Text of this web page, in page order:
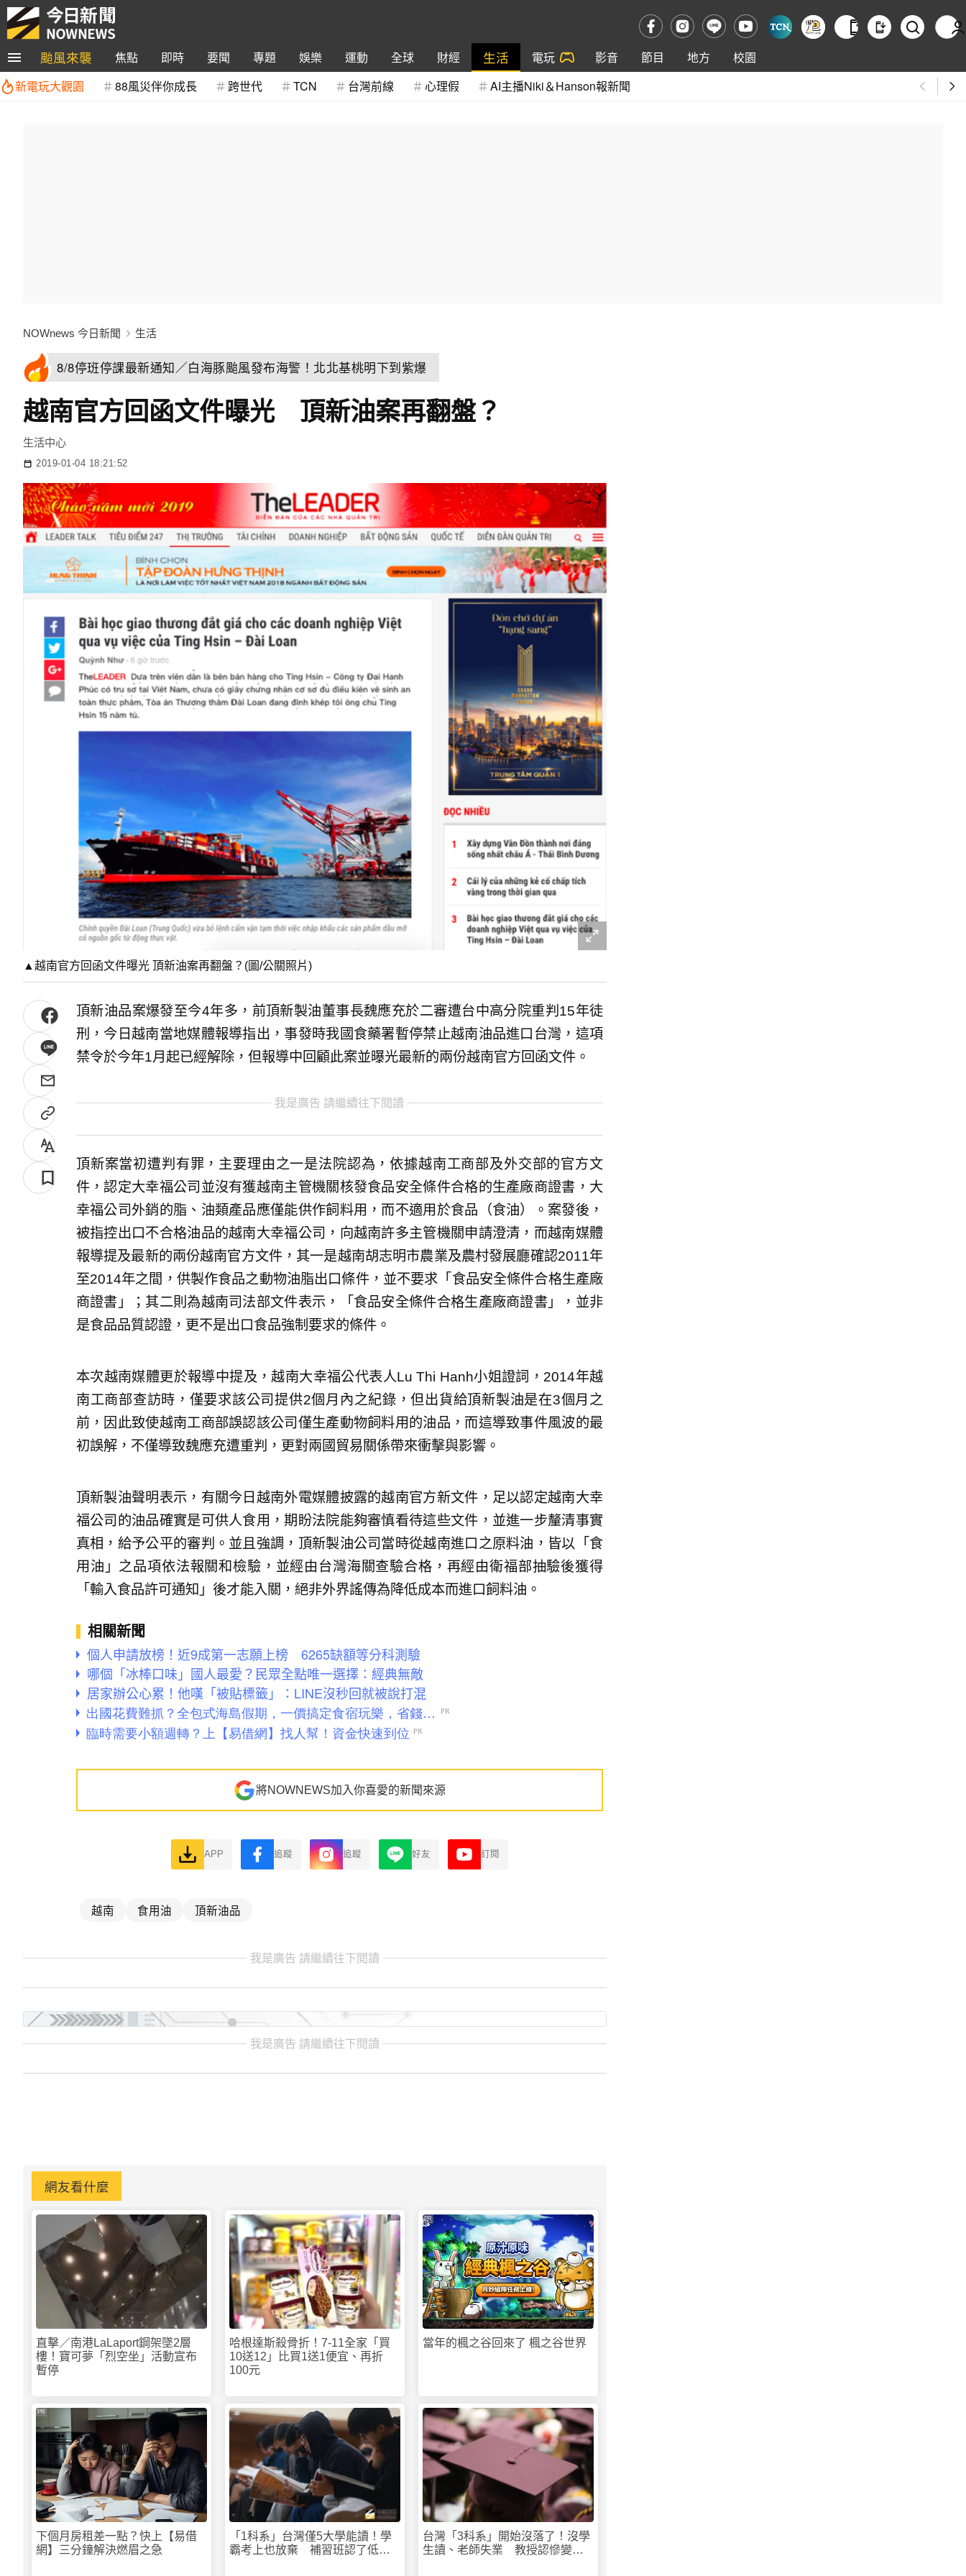
颱風來襲 焦點 即時 要聞 專題 娛樂 運動 全球 財經 生活 電玩 影音 節目 地方
校園
新電玩大觀園
88風災伴你成長 跨世代 TCN 台灣前線 心理假 AI主播Niki＆Hanson報新聞
NOWnews 今日新聞 生活
8/8停班停課最新通知／白海豚颱風發布海警！北北基桃明下到紫爆
越南官方回函文件曝光 頂新油案再翻盤？
生活中心
2019-01-04 18:21:52
▲越南官方回函文件曝光 頂新油案再翻盤？(圖/公關照片)
頂新油品案爆發至今4年多，前頂新製油董事長魏應充於二審遭台中高分院重判15年徒
刑，今日越南當地媒體報導指出，事發時我國食藥署暫停禁止越南油品進口台灣，這項
禁令於今年1月起已經解除，但報導中回顧此案並曝光最新的兩份越南官方回函文件。
我是廣告 請繼續往下閱讀
頂新案當初遭判有罪，主要理由之一是法院認為，依據越南工商部及外交部的官方文
件，認定大幸福公司並沒有獲越南主管機關核發食品安全條件合格的生產廠商證書，大
幸福公司外銷的脂、油類產品應僅能供作飼料用，而不適用於食品（食油）。案發後，
被指控出口不合格油品的越南大幸福公司，向越南許多主管機關申請澄清，而越南媒體
報導提及最新的兩份越南官方文件，其一是越南胡志明市農業及農村發展廳確認2011年
至2014年之間，供製作食品之動物油脂出口條件，並不要求「食品安全條件合格生產廠
商證書」；其二則為越南司法部文件表示，「食品安全條件合格生產廠商證書」，並非
是食品品質認證，更不是出口食品強制要求的條件。
本次越南媒體更於報導中提及，越南大幸福公代表人Lu Thi Hanh小姐證詞，2014年越
南工商部查訪時，僅要求該公司提供2個月內之紀錄，但出貨給頂新製油是在3個月之
前，因此致使越南工商部誤認該公司僅生產動物飼料用的油品，而這導致事件風波的最
初誤解，不僅導致魏應充遭重判，更對兩國貿易關係帶來衝擊與影響。
頂新製油聲明表示，有關今日越南外電媒體披露的越南官方新文件，足以認定越南大幸
福公司的油品確實是可供人食用，期盼法院能夠審慎看待這些文件，並進一步釐清事實
真相，給予公平的審判。並且強調，頂新製油公司當時從越南進口之原料油，皆以「食
用油」之品項依法報關和檢驗，並經由台灣海關查驗合格，再經由衛福部抽驗後獲得
「輸入食品許可通知」後才能入關，絕非外界謠傳為降低成本而進口飼料油。
相關新聞
個人申請放榜！近9成第一志願上榜 6265缺額等分科測驗
哪個「冰棒口味」國人最愛？民眾全點唯一選擇：經典無敵
居家辦公心累！他嘆「被貼標籤」：LINE沒秒回就被說打混
將NOWNEWS加入你喜愛的新聞來源
APP 追蹤 追蹤 好友 訂閱
越南 食用油 頂新油品
我是廣告 請繼續往下閱讀
我是廣告 請繼續往下閱讀
網友看什麼
直擊／南港LaLaport鋼架墜2層
樓！寶可夢「烈空坐」活動宣布
暫停
哈根達斯殺骨折！7-11全家「買
10送12」比買1送1便宜、再折
100元
當年的楓之谷回來了 楓之谷世界
PR
下個月房租差一點？快上【易借
網】三分鐘解決燃眉之急
PR
「1科系」台灣僅5大學能讀！學
霸考上也放棄 補習班認了低薪
台灣「3科系」開始沒落了！沒學
生讀、老師失業 教授認慘變冷